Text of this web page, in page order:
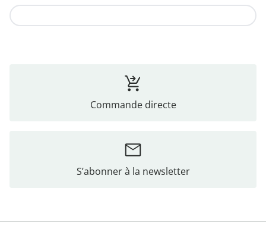
Commande directe
S’abonner à la newsletter